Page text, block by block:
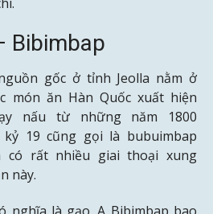
Bibimbap
gốc ở tỉnh Jeolla nằm ở
món ăn Hàn Quốc xuất hiện
nấu từ những năm 1800
kỷ 19 cũng gọi là bubuimbap
có rất nhiều giai thoại xung
này.